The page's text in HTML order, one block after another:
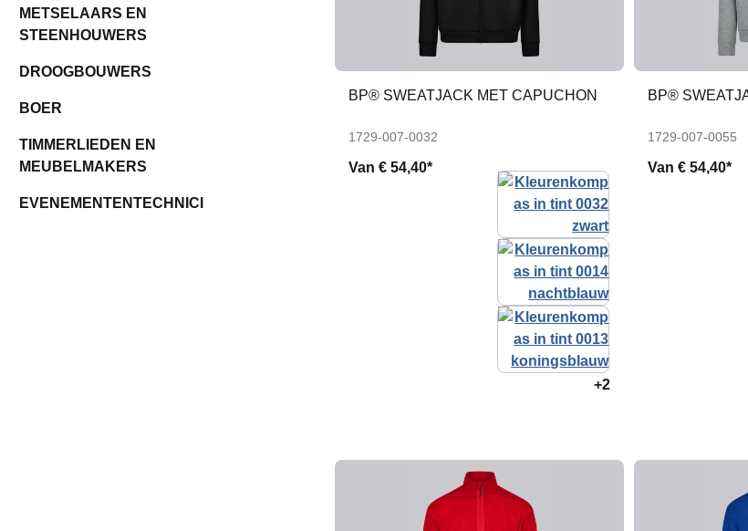
METSELAARS EN
STEENHOUWERS
DROOGBOUWERS
BOER
TIMMERLIEDEN EN
MEUBELMAKERS
EVENEMENTENTECHNICI
BP® SWEATJACK MET CAPUCHON
1729-007-0032
Van € 54,40*
+2
BP®
1729-007-0055
Van € 54,40*